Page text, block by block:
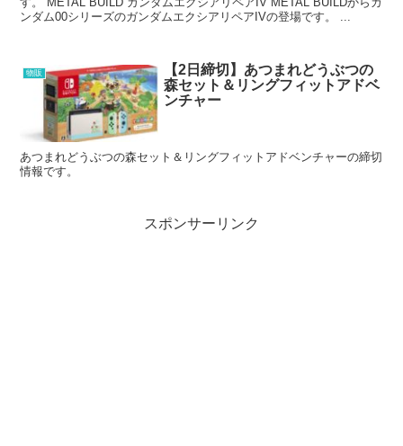
ンダム00シリーズのガンダムエクシアリペアIVの登場です。 ...
物販
【2日締切】あつまれどうぶつの
森セット＆リングフィットアドベ
ンチャー
あつまれどうぶつの森セット＆リングフィットアドベンチャーの締切
情報です。
スポンサーリンク